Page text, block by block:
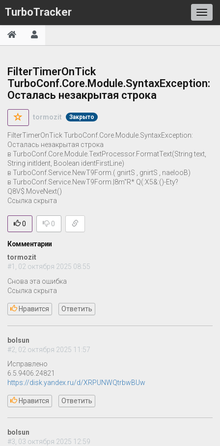
TurboTracker
FilterTimerOnTick
TurboConf.Core.Module.SyntaxException:
Осталась незакрытая строка
tormozit Закрыто
FilterTimerOnTick TurboConf.Core.Module.SyntaxException:
Осталась незакрытая строка
в TurboConf.Core.Module.TextProcessor.FormatText(String text,
String initIdent, Boolean identFirstLine)
в TurboConf.Service.NewT9Form.|8m"R* Q(:X5&:()-Ety?
Q8V$.MoveNext()
Ссылка скрыта
0 0
Комментарии
tormozit
#1, 02 октября 2025 08:55
Снова эта ошибка
Ссылка скрыта
Нравится Ответить
bolsun
#2, 02 октября 2025 11:57
Исправлено
6.5.9406.24821
https://disk.yandex.ru/d/XRPUNWQtrbwBUw
Нравится Ответить
bolsun
#3, 03 октября 2025 12:59